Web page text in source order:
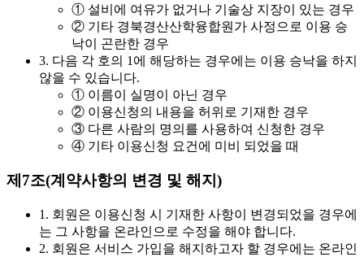
① 설비에 여유가 없거나 기술상 지장이 있는 경우
② 기타 경북경산산학융합원가 사정으로 이용 승
낙이 곤란한 경우
3. 다음 각 호의 1에 해당하는 경우에는 이용 승낙을 하지
않을 수 있습니다.
① 이름이 실명이 아닌 경우
② 이용신청의 내용을 허위로 기재한 경우
③ 다른 사람의 명의를 사용하여 신청한 경우
④ 기타 이용신청 요건에 미비 되었을 때
제7조(계약사항의 변경 및 해지)
1. 회원은 이용신청 시 기재한 사항이 변경되었을 경우에
는 그 사항을 온라인으로 수정을 해야 합니다.
2. 회원은 서비스 가입을 해지하고자 할 경우에는 온라인